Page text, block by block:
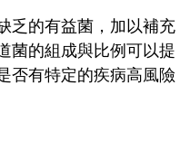
乏的有益菌，加以補充
菌的組成與比例可以提
否有特定的疾病高風險